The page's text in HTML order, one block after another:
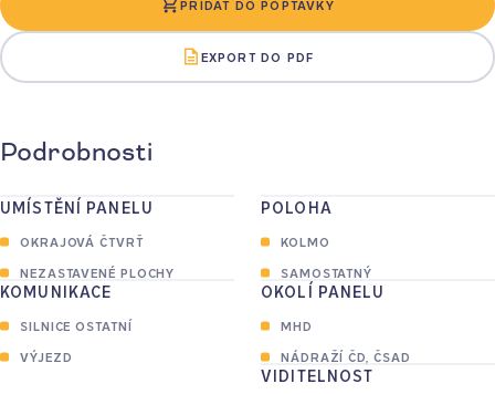
PŘIDAT DO POPTÁVKY
EXPORT DO PDF
Podrobnosti
UMÍSTĚNÍ PANELU
OKRAJOVÁ ČTVRŤ
NEZASTAVENÉ PLOCHY
KOMUNIKACE
SILNICE OSTATNÍ
VÝJEZD
POLOHA
KOLMO
SAMOSTATNÝ
OKOLÍ PANELU
MHD
NÁDRAŽÍ ČD, ČSAD
VIDITELNOST